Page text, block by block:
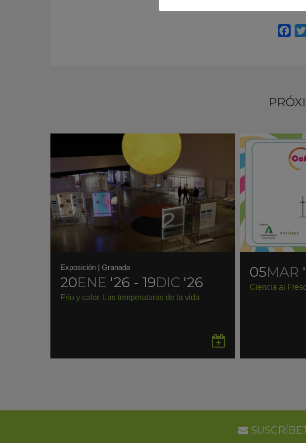
Exposición | Granada
20ENE '26 - 19DIC '26
Frío y calor. Las temperaturas de la vida
en
05MAR
Ciencia al